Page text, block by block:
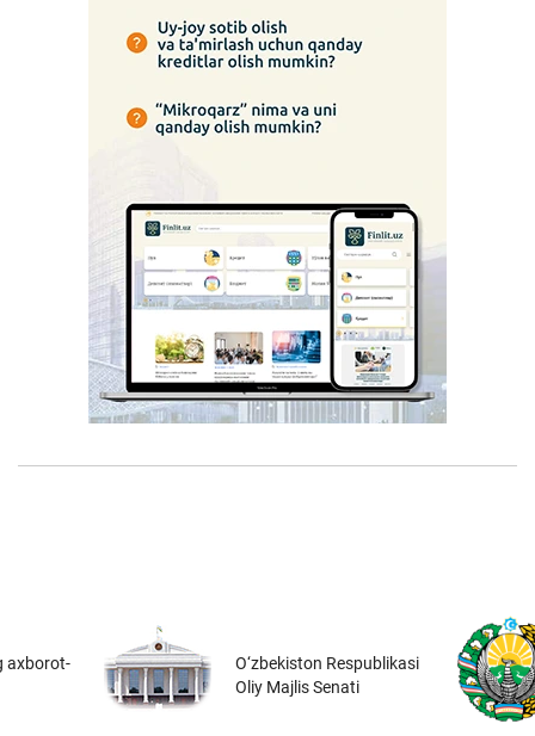
axborot-
O‘zbekiston Respublikasi
Oliy Majlis Senati